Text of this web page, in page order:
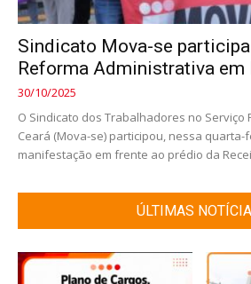
Sindicato Mova-se
Reforma Administrativa em
30/10/2025
O Sindicato dos Trabalhadores no Serviço
Ceará (Mova-se) participou, nessa quarta-
manifestação em frente ao prédio da
ÚLTIMAS